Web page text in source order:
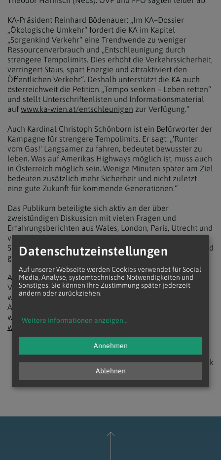
KA-Präsident Reinhard Bödenauer: „Im KA–Dossier
„Ökologische Umkehr“ fordert die KA im Kapitel
„Sorgenkind Verkehr“ eine Trendwende zu weniger
Ressourcenverbrauch und „Entschleunigung durch
strengere Tempolimits. Dies erhöht die Verkehrssicherheit,
verringert Staus, spart Energie und attraktiviert den
Öffentlichen Verkehr“. Deshalb unterstützt die KA auch
österreichweit die Petition „Tempo senken – Leben retten“
und stellt Unterschriftenlisten und Informationsmaterial
auf www.ka-wien.at/entschleunigen zur Verfügung.“
Auch Kardinal Christoph Schönborn ist ein Befürworter der
Kampagne für strengere Tempolimits. Er sagt: „'Runter
vom Gas!' Langsamer zu fahren, bedeutet bewusster zu
leben. Was auf Amerikas Highways möglich ist, muss auch
in Österreich möglich sein. Wenige Minuten später am Ziel
bedeuten zusätzlich mehr Sicherheit und nicht zuletzt
eine gute Zukunft für kommende Generationen.“
Das Publikum beteiligte sich aktiv an der über
zweistündigen Diskussion mit vielen Fragen und
Erfahrungsberichten aus Wales, London, Paris, Utrecht und
vielen anderen europäischen Orten, wo die Politik mutige
Schritte zur Entschleunigung im Straßenverkehr setzte und
große Zustimmung der Bevölkerung erhält.
Am Ende der Diskussion lud der Leiter des Instituts für
Verkehrswissenschaften Univ. Prof. Günter Emberger ein,
weitere offene Fragen an die TU-Wien über die email-
Adresse fragen@tempolimit-jetzt.at zu schicken. Diese
werden laufend beantwortet und auf der FAQ-Seite von
www.tempolimit-jetzt.at
veröffentlicht.
zurück
Datenschutzeinstellungen
Auf unserer Webseite werden Cookies verwendet für Social
Media, Analyse, systemtechnische Notwendigkeiten und
Sonstiges. Sie können Ihre Zustimmung später jederzeit
ändern oder zurückziehen.
Weitere Informationen anzeigen...
Ablehnen
Annehmen